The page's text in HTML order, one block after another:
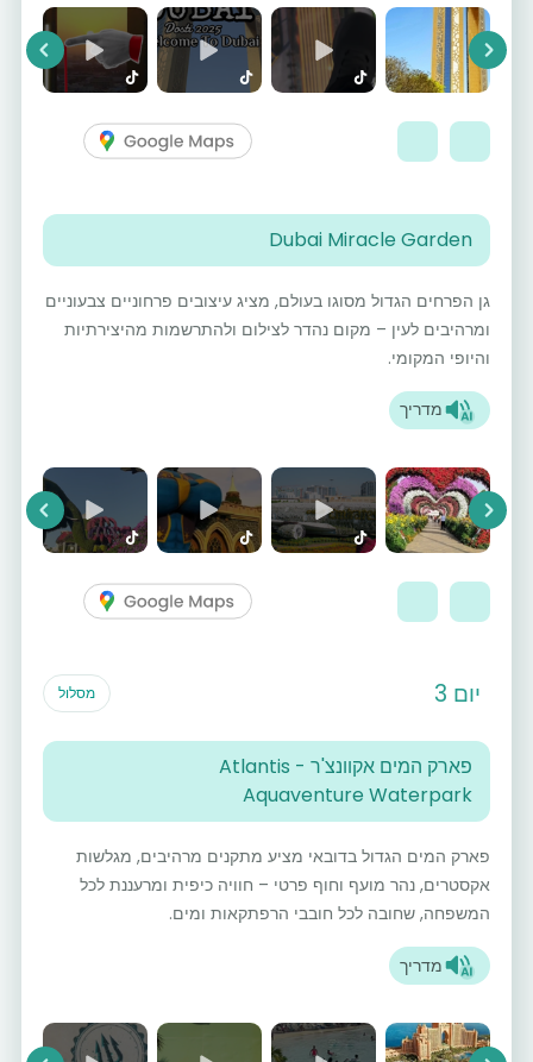
Next
Dubai Miracle Garden
גן הפרחים הגדול מסוגו בעולם, מציג עיצובים פרחוניים צבעוניים
ומרהיבים לעין – מקום נהדר לצילום ולהתרשמות מהיצירתיות
והיופי המקומי.
מדריך
Next
יום 3 מסלול
פארק המים אקוונצ'ר - Atlantis
Aquaventure Waterpark
פארק המים הגדול בדובאי מציע מתקנים מרהיבים, מגלשות
אקסטרים, נהר מועף וחוף פרטי – חוויה כיפית ומרעננת לכל
המשפחה, שחובה לכל חובבי הרפתקאות ומים.
מדריך